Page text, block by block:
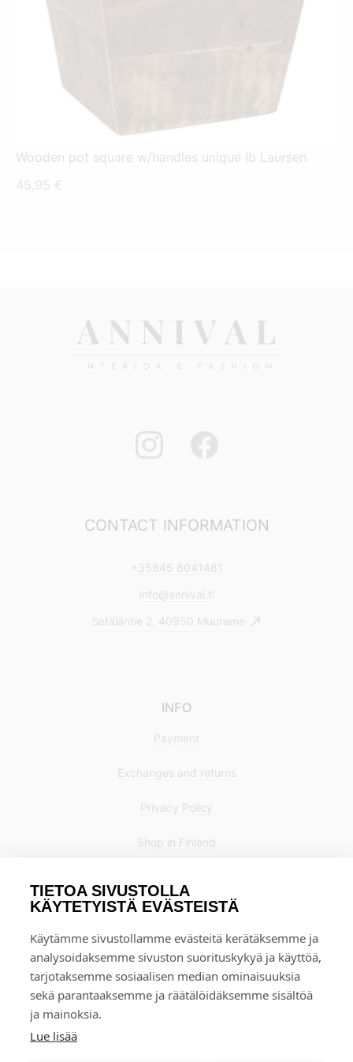
TIETOA SIVUSTOLLA
KÄYTETYISTÄ EVÄSTEISTÄ
Käytämme sivustollamme evästeitä kerätäksemme ja
analysoidaksemme sivuston suorituskykyä ja käyttöä,
tarjotaksemme sosiaalisen median ominaisuuksia
sekä parantaaksemme ja räätälöidäksemme sisältöä
ja mainoksia.
Lue lisää
Wooden pot square w/handles unique Ib Laursen
45,95 €
CONTACT INFORMATION
+35845 8041481
info@annival.fi
Setäläntie 2, 40950 Muurame
INFO
Payment
Exchanges and returns
Privacy Policy
Shop in Finland